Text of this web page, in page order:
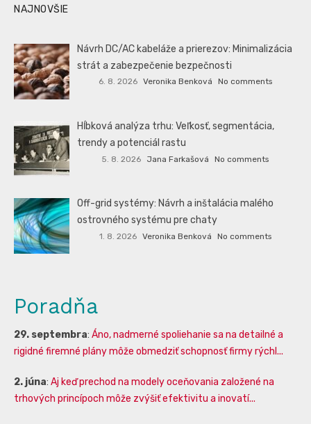
NAJNOVŠIE
Návrh DC/AC kabeláže a prierezov: Minimalizácia
strát a zabezpečenie bezpečnosti
6. 8. 2026 Veronika Benková No comments
Hĺbková analýza trhu: Veľkosť, segmentácia,
trendy a potenciál rastu
5. 8. 2026 Jana Farkašová No comments
Off-grid systémy: Návrh a inštalácia malého
ostrovného systému pre chaty
1. 8. 2026 Veronika Benková No comments
Poradňa
29. septembra: Áno, nadmerné spoliehanie sa na detailné a
rigidné firemné plány môže obmedziť schopnosť firmy rýchl...
2. júna: Aj keď prechod na modely oceňovania založené na
trhových princípoch môže zvýšiť efektivitu a inovatí...